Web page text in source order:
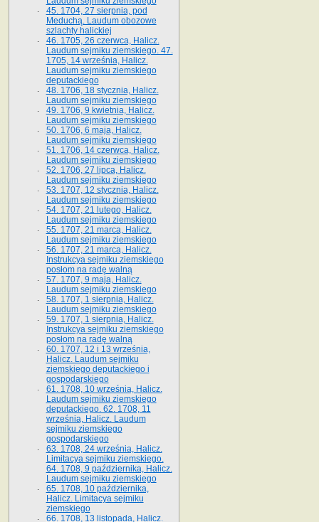
45. 1704, 27 sierpnia, pod
Meduchą. Laudum obozowe
szlachty halickiej
46. 1705, 26 czerwca, Halicz.
Laudum sejmiku ziemskiego. 47.
1705, 14 września, Halicz.
Laudum sejmiku ziemskiego
deputackiego
48. 1706, 18 stycznia, Halicz.
Laudum sejmiku ziemskiego
49. 1706, 9 kwietnia, Halicz.
Laudum sejmiku ziemskiego
50. 1706, 6 maja, Halicz.
Laudum sejmiku ziemskiego
51. 1706, 14 czerwca, Halicz.
Laudum sejmiku ziemskiego
52. 1706, 27 lipca, Halicz.
Laudum sejmiku ziemskiego
53. 1707, 12 stycznia, Halicz.
Laudum sejmiku ziemskiego
54. 1707, 21 lutego, Halicz.
Laudum sejmiku ziemskiego
55. 1707, 21 marca, Halicz.
Laudum sejmiku ziemskiego
56. 1707, 21 marca, Halicz.
Instrukcya sejmiku ziemskiego
posłom na radę walną
57. 1707, 9 maja, Halicz.
Laudum sejmiku ziemskiego
58. 1707, 1 sierpnia, Halicz.
Laudum sejmiku ziemskiego
59. 1707, 1 sierpnia, Halicz.
Instrukcya sejmiku ziemskiego
posłom na radę walną
60. 1707, 12 i 13 września,
Halicz. Laudum sejmiku
ziemskiego deputackiego i
gospodarskiego
61. 1708, 10 września, Halicz.
Laudum sejmiku ziemskiego
deputackiego. 62. 1708, 11
września, Halicz. Laudum
sejmiku ziemskiego
gospodarskiego
63. 1708, 24 września, Halicz.
Limitacya sejmiku ziemskiego.
64. 1708, 9 października, Halicz.
Laudum sejmiku ziemskiego
65­. 1708, 10 października,
Halicz. Limitacya sejmiku
ziemskiego
66. 1708, 13 listopada, Halicz.